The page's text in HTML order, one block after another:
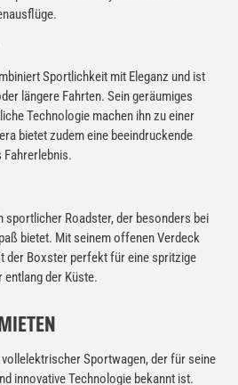
Sportlichkeit mit Eleganz und ist
längere Fahrten. Sein geräumiges
Technologie machen ihn zu einer
bietet zudem eine beeindruckende
Fahrerlebnis.
sportlicher Roadster, der besonders bei
bietet. Mit seinem offenen Verdeck
der Boxster perfekt für eine spritzige
der Küste.
vollelektrischer Sportwagen, der für seine
innovative Technologie bekannt ist.